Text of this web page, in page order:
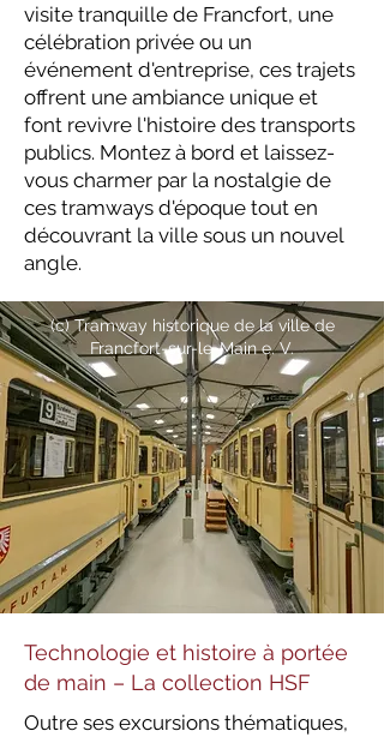
visite tranquille de Francfort, une
célébration privée ou un
événement d'entreprise, ces trajets
offrent une ambiance unique et
font revivre l'histoire des transports
publics. Montez à bord et laissez-
vous charmer par la nostalgie de
ces tramways d'époque tout en
découvrant la ville sous un nouvel
angle.
(c) Tramway historique de la ville de
Francfort-sur-le-Main e. V.
Technologie et histoire à portée
de main – La collection HSF
Outre ses excursions thématiques,